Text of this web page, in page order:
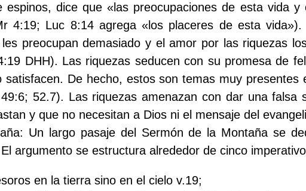
espinos, dice que «las preocupaciones de esta vida
4:19; Luc 8:14 agrega «los placeres de esta
preocupan demasiado y el amor por las riquezas
DHH). Las riquezas seducen con su promesa de
De hecho, estos son temas muy presentes
52.7). Las riquezas amenazan con dar una falsa
y que no necesitan a Dios ni el mensaje del
Un largo pasaje del Sermón de la Montaña se
argumento se estructura alrededor de cinco
en la tierra sino en el cielo v.19;